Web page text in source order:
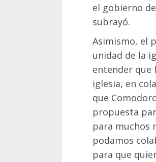
el gobierno
subrayó.
Asimismo, el
unidad de la
entender que
iglesia, en
que
propuesta
para muchos
podamos
para que